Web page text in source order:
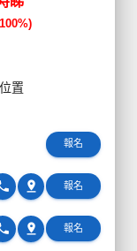
置
報名
報名
pin_drop
報名
pin_drop